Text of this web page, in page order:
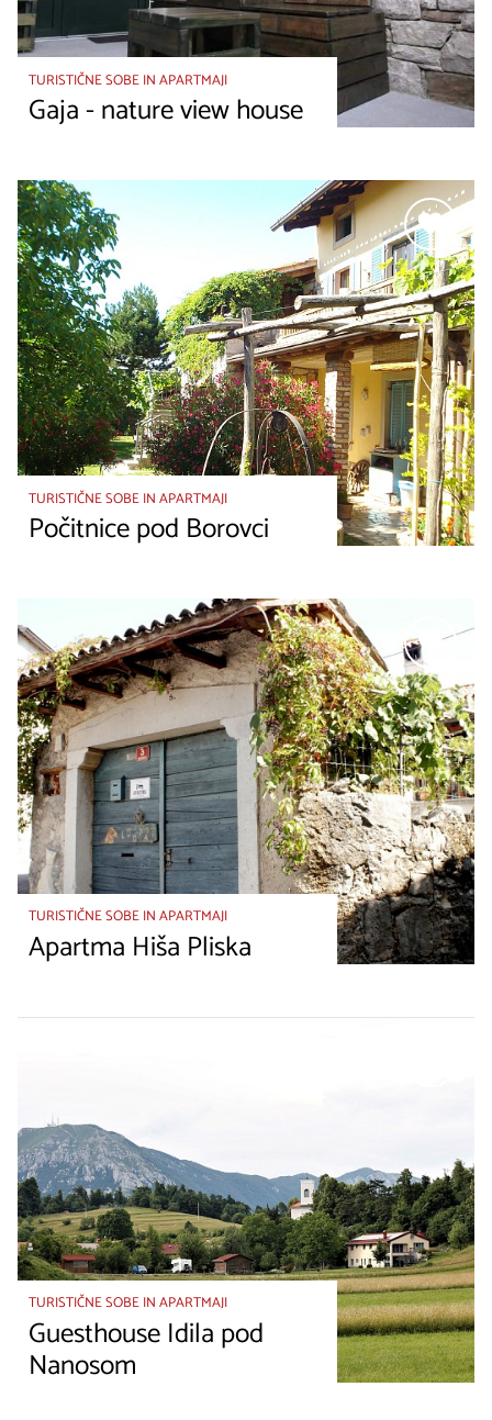
TURISTIČNE SOBE IN APARTMAJI
Gaja - nature view house
TURISTIČNE SOBE IN APARTMAJI
Počitnice pod Borovci
TURISTIČNE SOBE IN APARTMAJI
Apartma Hiša Pliska
TURISTIČNE SOBE IN APARTMAJI
Guesthouse Idila pod
Nanosom